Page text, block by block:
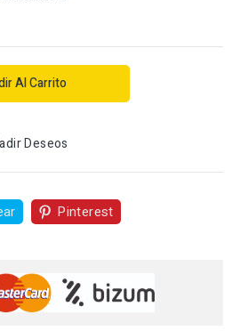
Al Carrito
Deseos
Pinterest